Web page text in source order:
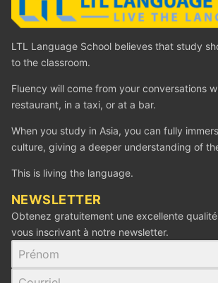
LTL Language School believes that study
to the classroom.
Fluency will come from your conversations
restaurant, in a taxi, or at a bar.
When you study in Asia, you can fully
culture, giving a deeper understanding of
This is living the language.
‪NEWSLETTER
Obtenez gratuitement une excellente
vous inscrivant à notre newsletter.